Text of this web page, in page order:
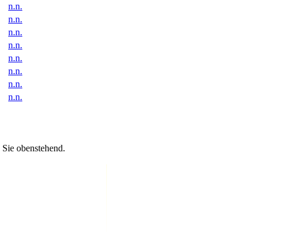
n.n.
n.n.
n.n.
n.n.
n.n.
n.n.
n.n.
n.n.
obenstehend.